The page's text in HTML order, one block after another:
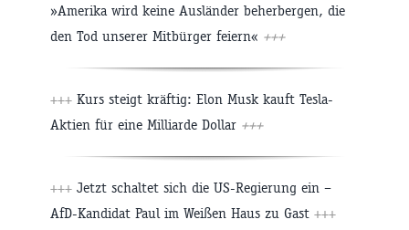
»Amerika wird keine Ausländer beherbergen, die
den Tod unserer Mitbürger feiern« +++
+++ Kurs steigt kräftig: Elon Musk kauft Tesla-
Aktien für eine Milliarde Dollar +++
+++ Jetzt schaltet sich die US-Regierung ein –
AfD-Kandidat Paul im Weißen Haus zu Gast +++